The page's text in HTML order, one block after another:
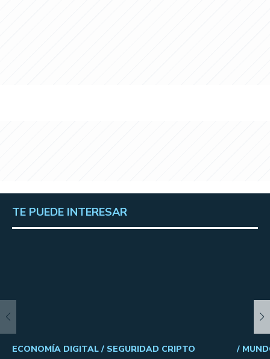
TE PUEDE INTERESAR
ECONOMÍA DIGITAL / SEGURIDAD CRIPTO /